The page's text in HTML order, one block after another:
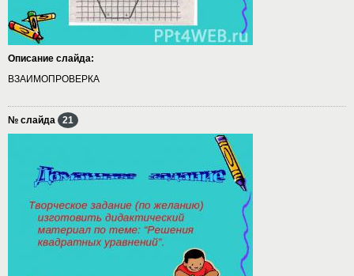
Описание слайда:
ВЗАИМОПРОВЕРКА
№ слайда 21